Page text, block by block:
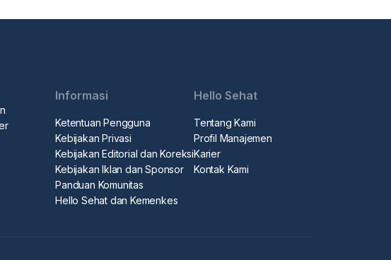
Informasi
Ketentuan Pengguna
Kebijakan Privasi
Kebijakan Editorial dan Koreksi
Kebijakan Iklan dan Sponsor
Panduan Komunitas
Hello Sehat dan Kemenkes
Hello Sehat
Tentang Kami
Profil Manajemen
Karier
Kontak Kami